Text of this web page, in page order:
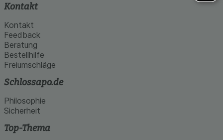
Kontakt
Kontakt
Feedback
Beratung
Bestellhilfe
Freiumschläge
Schlossapo.de
Philosophie
Sicherheit
Top-Thema